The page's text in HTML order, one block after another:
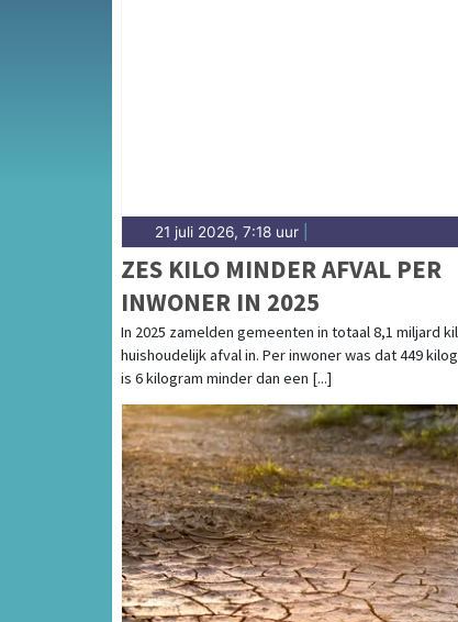
Van werkzaamheden op de N9 tot
21 juli 2026, 7:18 uur
ZES KILO MINDER AFVAL PER
INWONER IN 2025
In 2025 zamelden gemeenten in totaal 8,1 miljard
huishoudelijk afval in. Per inwoner was dat 449
is 6 kilogram minder dan een [...]